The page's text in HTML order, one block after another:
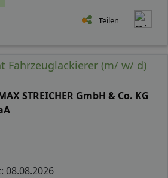
Teilen
Fahrzeuglackierer (m/ w/ d)
STREICHER GmbH & Co. KG
08.08.2026